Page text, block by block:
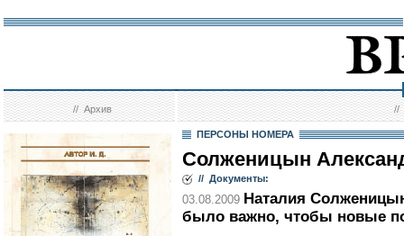
//Архив //
ПЕРСОНЫ НОМЕРА
Солженицын
// Документы:
03.08.2009 Наталия
было важно, чтобы новые